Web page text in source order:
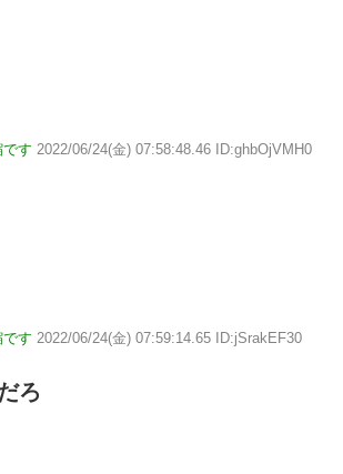
す 2022/06/24(金) 07:58:48.46 ID:ghbOjVMH0
す 2022/06/24(金) 07:59:14.65 ID:jSrakEF30
ろ